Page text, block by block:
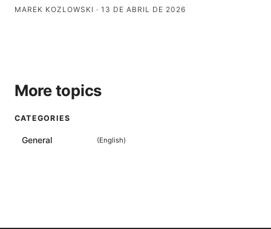
MAREK KOZLOWSKI · 13 DE ABRIL DE 2026
More topics
CATEGORIES
General (English)